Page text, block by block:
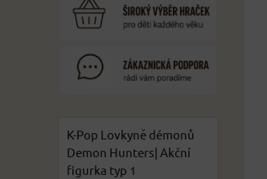
K-Pop Lovkyně démonů
Demon Hunters| Akční
figurka typ 1